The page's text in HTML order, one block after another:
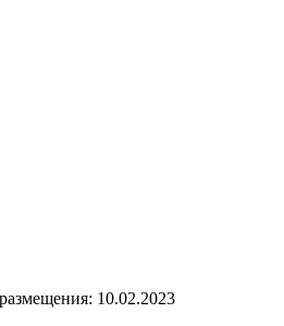
10.02.2023